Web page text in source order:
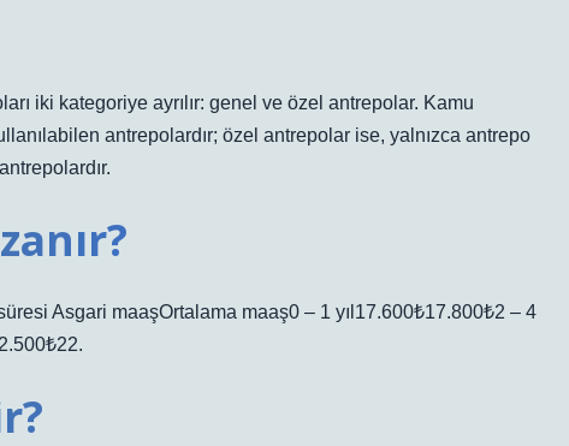
iki kategoriye ayrılır: genel ve özel antrepolar. Kamu
antrepolardır; özel antrepolar ise, yalnızca antrepo
Asgari maaşOrtalama maaş0 – 1 yıl17.600₺17.800₺2 – 4